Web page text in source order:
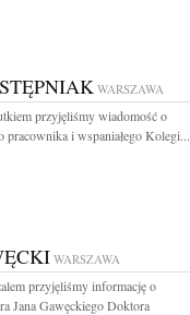
WARSZAWA
przyjęliśmy wiadomość o
pracownika i wspaniałego Kolegi...
WARSZAWA
przyjęliśmy informację o
Jana Gawęckiego Doktora